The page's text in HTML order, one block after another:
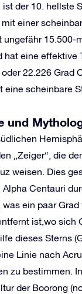
der 10. hellste
einer
ungefähr 15.500-
hat eine effektive
22.226 Grad
eine scheinbare
und
„Zeiger“, die
weisen. Dies
Centauri
ein paar
ist,wo sich
dieses Sterns
Linie nach
zu bestimmen.
der Boorong